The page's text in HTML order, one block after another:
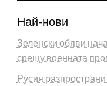
Най-нови
Зеленски обяви
срещу военната
Русия